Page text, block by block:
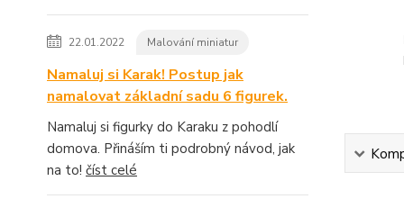
22.01.2022 Malování miniatur
Namaluj si Karak! Postup jak
namalovat základní sadu 6 figurek.
Namaluj si figurky do Karaku z pohodlí
domova. Přináším ti podrobný návod, jak
na to! číst celé